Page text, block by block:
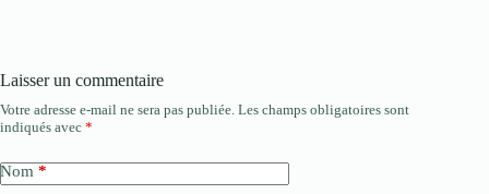
Laisser un commentaire
Votre adresse e-mail ne sera pas publiée. Les champs obligatoires sont
indiqués avec *
Nom *